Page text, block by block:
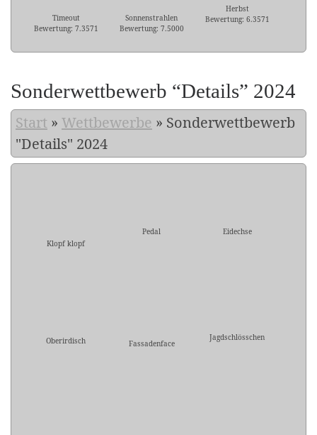
Timeout
Bewertung: 7.3571
Sonnenstrahlen
Bewertung: 7.5000
Herbst
Bewertung: 6.3571
Sonderwettbewerb “Details” 2024
Start » Wettbewerbe » Sonderwettbewerb
"Details" 2024
Klopf klopf
Pedal Eidechse
Oberirdisch Fassadenface
Jagdschlösschen